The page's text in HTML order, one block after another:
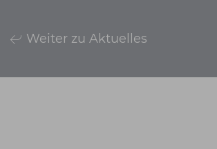
Weiter zu Aktuelles